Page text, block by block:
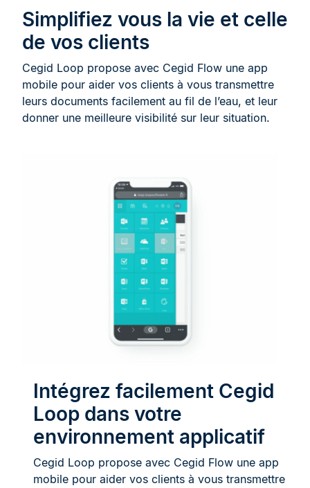
Simplifiez vous la vie et celle
de vos clients
Cegid Loop propose avec Cegid Flow une app
mobile pour aider vos clients à vous transmettre
leurs documents facilement au fil de l’eau, et leur
donner une meilleure visibilité sur leur situation.
Intégrez facilement Cegid
Loop dans votre
environnement applicatif
Cegid Loop propose avec Cegid Flow une app
mobile pour aider vos clients à vous transmettre